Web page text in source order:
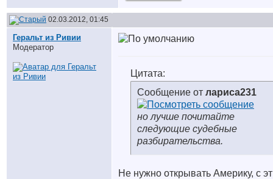
02.03.2012, 01:45
Геральт из Ривии
Модератор
Цитата:
Сообщение от лариса231
но лучше почитайте
следующие судебные
разбирательства.
Не нужно открывать Америку, с